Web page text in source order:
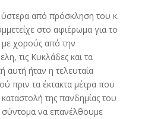
από πρόσκληση του κ.
στο αφιέρωμα για το
χορούς από την
τις Κυκλάδες και τα
ήταν η τελευταία
πριν τα έκτακτα μέτρα που
της πανδημίας του
να επανέλθουμε